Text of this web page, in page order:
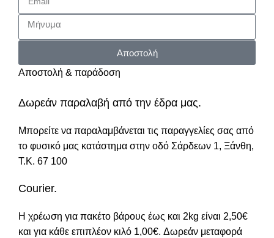
Αποστολή
Αποστολή & παράδοση
Δωρεάν παραλαβή από την έδρα μας.
Μπορείτε να παραλαμβάνεται τις παραγγελίες σας από
το φυσικό μας κατάστημα στην οδό Σάρδεων 1, Ξάνθη,
Τ.Κ. 67 100
Courier.
Η χρέωση για πακέτο βάρους έως και 2kg είναι 2,50€
και για κάθε επιπλέον κιλό 1,00€. Δωρεάν μεταφορά